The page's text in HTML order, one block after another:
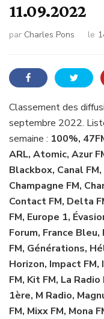
11.09.2022
par Charles Pons le
Classement des
septembre 2022.
semaine : 100%,
ARL, Atomic, Azur
Blackbox, Canal
Champagne FM,
Contact FM, Delta
FM, Europe 1,
Forum, France
FM, Générations,
Horizon, Impact FM,
FM, Kit FM, La
1ère, M Radio,
FM, Mixx FM, Mona